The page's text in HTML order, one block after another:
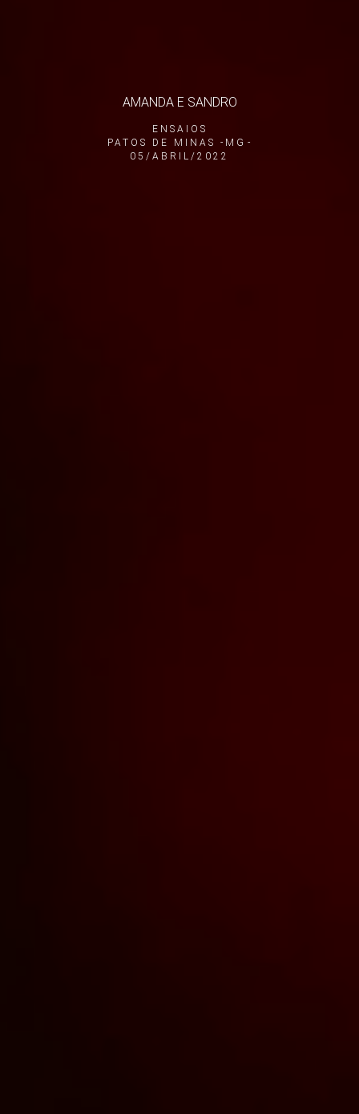
ENSAIOS
PATOS DE MINAS -MG
05/ABRIL/2022
AMANDA E SANDRO